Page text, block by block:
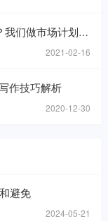
划的目的是什么呢？
2021-02-16
作技巧解析
2020-12-30
避免
2024-05-21